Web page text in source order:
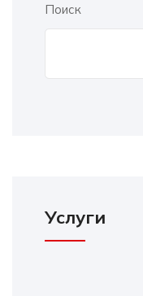
Поиск
Услуги